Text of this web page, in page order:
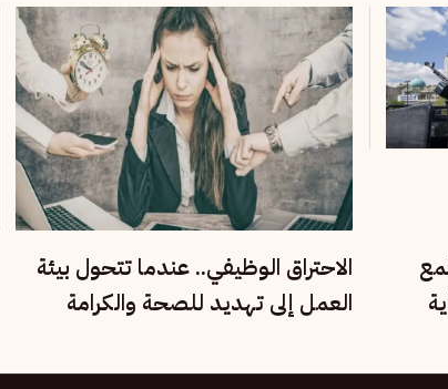
الاحتراق الوظيفي.. عندما تتحول بيئة
العمل إلى تهديد للصحة والكرامة